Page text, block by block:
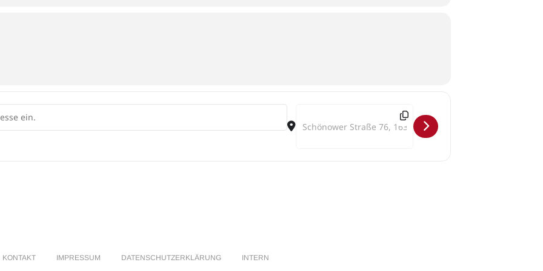
Destination Address - Frühlingsluft []
KONTAKT IMPRESSUM DATENSCHUTZERKLÄRUNG INTERN